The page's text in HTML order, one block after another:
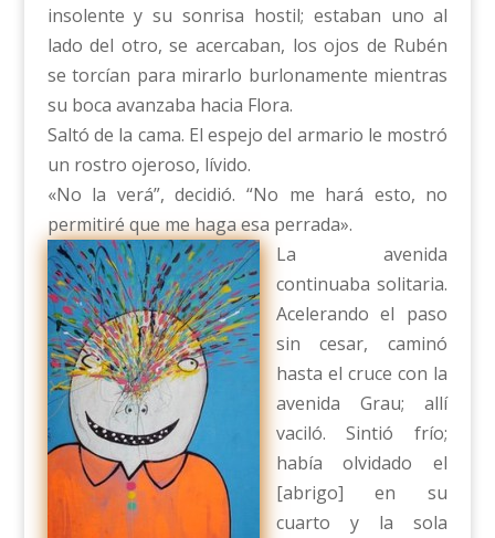
insolente y su sonrisa hostil; estaban uno al
lado del otro, se acercaban, los ojos de Rubén
se torcían para mirarlo burlonamente mientras
su boca avanzaba hacia Flora.
Saltó de la cama. El espejo del armario le mostró
un rostro ojeroso, lívido.
«No la verá”, decidió. “No me hará esto, no
permitiré que me haga esa perrada».
La avenida
continuaba solitaria.
Acelerando el paso
sin cesar, caminó
hasta el cruce con la
avenida Grau; allí
vaciló. Sintió frío;
había olvidado el
[abrigo] en su
cuarto y la sola